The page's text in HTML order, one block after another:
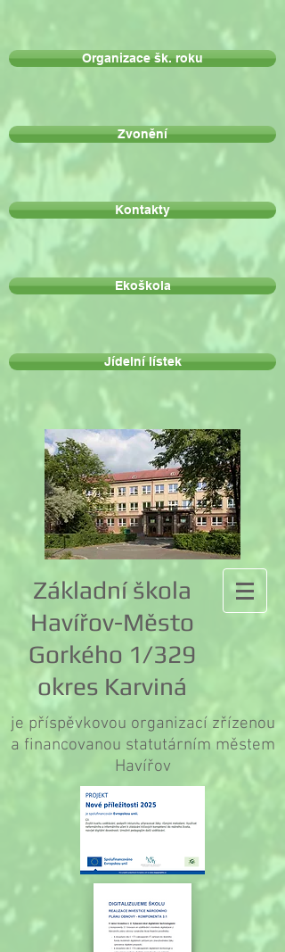
Organizace šk. roku
Zvonění
Kontakty
Ekoškola
Jídelní lístek
Základní škola
Havířov-Město
Gorkého 1/329
okres Karviná
je příspěvkovou organizací zřízenou
a financovanou statutárním městem
Havířov